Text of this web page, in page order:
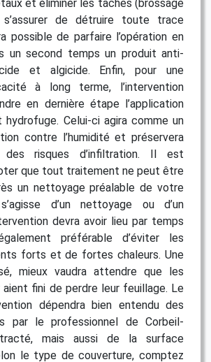
et éliminer les tâches (brossage
s’assurer de détruire toute trace
possible de parfaire l’opération en
un second temps un produit anti-
et algicide. Enfin, pour une
à long terme, l’intervention
en dernière étape l’application
hydrofuge. Celui-ci agira comme un
contre l’humidité et préservera
risques d’infiltration. Il est
que tout traitement ne peut être
un nettoyage préalable de votre
d’un nettoyage ou d’un
devra avoir lieu par temps
préférable d’éviter les
forts et de fortes chaleurs. Une
mieux vaudra attendre que les
aient fini de perdre leur feuillage. Le
dépendra bien entendu des
par le professionnel de Corbeil-
mais aussi de la surface
le type de couverture, comptez